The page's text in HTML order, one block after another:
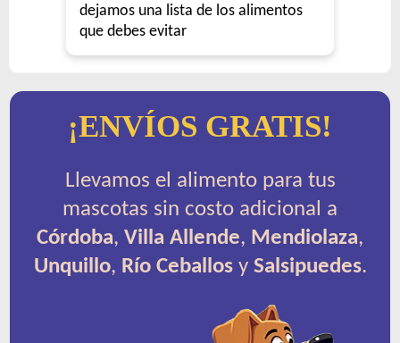
dejamos una lista de los alimentos
que debes evitar
¡ENVÍOS GRATIS!
Llevamos el alimento para tus
mascotas sin costo adicional a
Córdoba, Villa Allende, Mendiolaza,
Unquillo, Río Ceballosy Salsipuedes.